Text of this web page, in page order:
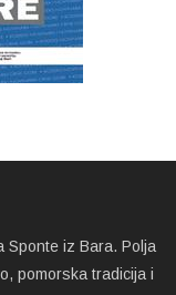
Sponte iz Bara. Polja
pomorska tradicija i